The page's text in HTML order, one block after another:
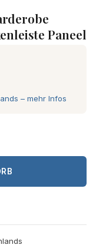
Paneel
– mehr Infos